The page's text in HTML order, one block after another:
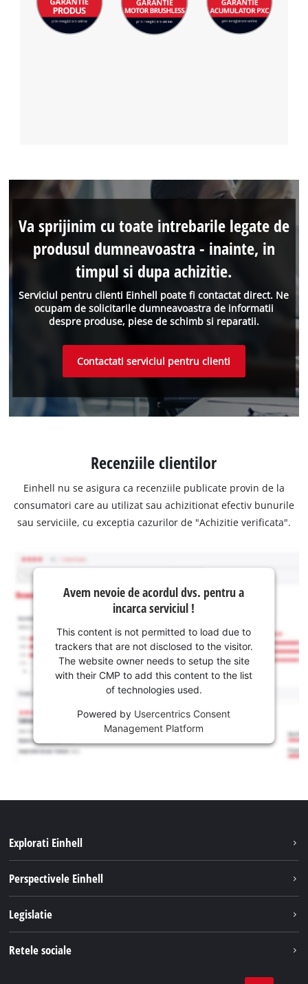
Serviciul pentru clienti Einhell poate fi contactat direct. Ne
ocupam de solicitarile dumneavoastra de informatii
despre produse, piese de schimb si reparatii.
Va sprijinim cu toate intrebarile legate de
produsul dumneavoastra - inainte, in
timpul si dupa achizitie.
Contactati serviciul pentru clienti
Recenziile clientilor
Einhell nu se asigura ca recenziile publicate provin de la
consumatori care au utilizat sau achizitionat efectiv bunurile
sau serviciile, cu exceptia cazurilor de "Achizitie verificata".
Avem nevoie de acordul dvs. pentru a
incarca serviciul !
This content is not permitted to load due to
trackers that are not disclosed to the visitor.
The website owner needs to setup the site
with their CMP to add this content to the list
of technologies used.
Powered by Usercentrics Consent
Management Platform
Explorati Einhell
Sistemul de acumulatori
Perspectivele Einhell
Einhell in lume
Legislatie
Retele sociale